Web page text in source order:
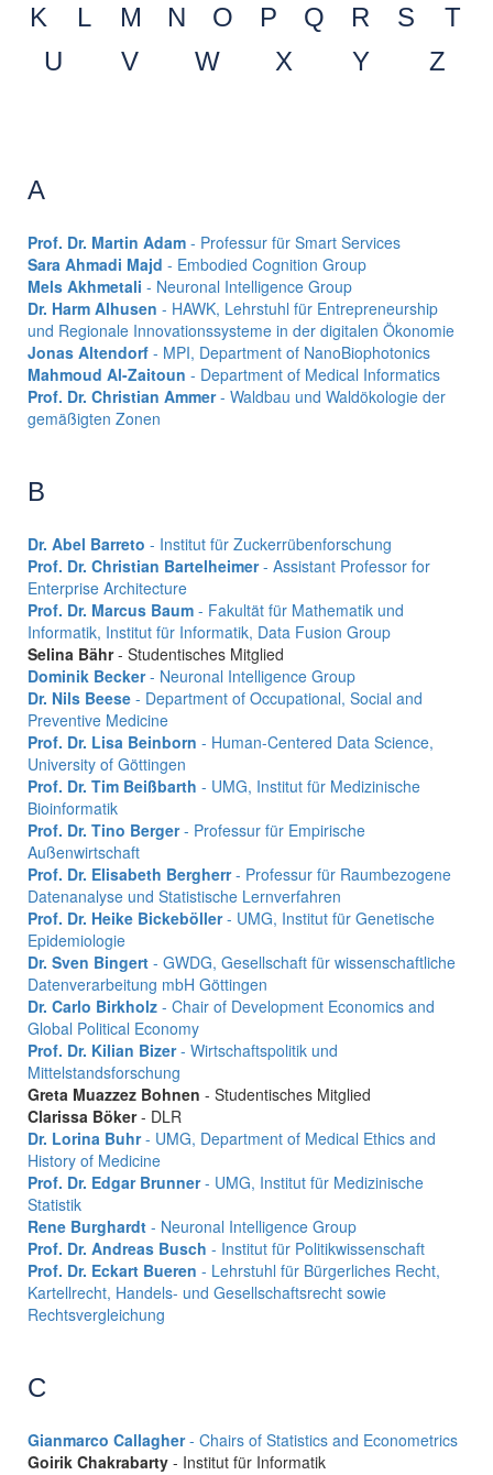
K
L M N O P Q R S
T
U
V W X Y Z
A
Prof. Dr. Martin Adam - Professur für Smart Services
Sara Ahmadi Majd - Embodied Cognition Group
Mels Akhmetali - Neuronal Intelligence Group
Dr. Harm Alhusen - HAWK, Lehrstuhl für Entrepreneurship
und Regionale Innovationssysteme in der digitalen Ökonomie
Jonas Altendorf - MPI, Department of NanoBiophotonics
Mahmoud Al-Zaitoun - Department of Medical Informatics
Prof. Dr. Christian Ammer- Waldbau und Waldökologie der
gemäßigten Zonen
B
Dr. Abel Barreto - Institut für Zuckerrübenforschung
Prof. Dr. Christian Bartelheimer- Assistant Professor for
Enterprise Architecture
Prof. Dr. Marcus Baum - Fakultät für Mathematik und
Informatik, Institut für Informatik, Data Fusion Group
Selina Bähr- Studentisches Mitglied
Dominik Becker- Neuronal Intelligence Group
Dr. Nils Beese - Department of Occupational, Social and
Preventive Medicine
Prof. Dr. Lisa Beinborn - Human-Centered Data Science,
University of Göttingen
Prof. Dr. Tim Beißbarth - UMG, Institut für Medizinische
Bioinformatik
Prof. Dr. Tino Berger- Professur für Empirische
Außenwirtschaft
Prof. Dr. Elisabeth Bergherr- Professur für Raumbezogene
Datenanalyse und Statistische Lernverfahren
Prof. Dr. Heike Bickeböller- UMG, Institut für Genetische
Epidemiologie
Dr. Sven Bingert - GWDG, Gesellschaft für wissenschaftliche
Datenverarbeitung mbH Göttingen
Dr. Carlo Birkholz - Chair of Development Economics and
Global Political Economy
Prof. Dr. Kilian Bizer- Wirtschaftspolitik und
Mittelstandsforschung
Greta Muazzez Bohnen - Studentisches Mitglied
Clarissa Böker- DLR
Dr. Lorina Buhr- UMG, Department of Medical Ethics and
History of Medicine
Prof. Dr. Edgar Brunner- UMG, Institut für Medizinische
Statistik
Rene Burghardt - Neuronal Intelligence Group
Prof. Dr. Andreas Busch - Institut für Politikwissenschaft
Prof. Dr. Eckart Bueren - Lehrstuhl für Bürgerliches Recht,
Kartellrecht, Handels- und Gesellschaftsrecht sowie
Rechtsvergleichung
C
Gianmarco Callagher- Chairs of Statistics and Econometrics
Goirik Chakrabarty - Institut für Informatik